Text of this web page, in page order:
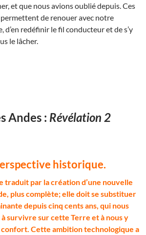
et que nous avions oublié depuis. Ces
de renouer avec notre
redéfinir le fil conducteur et de s’y
le lâcher.
Andes : Révélation 2
historique.
traduit par la création d’une nouvelle
plus complète; elle doit se substituer
depuis cinq cents ans, qui nous
survivre sur cette Terre et à nous y
Cette ambition technologique a